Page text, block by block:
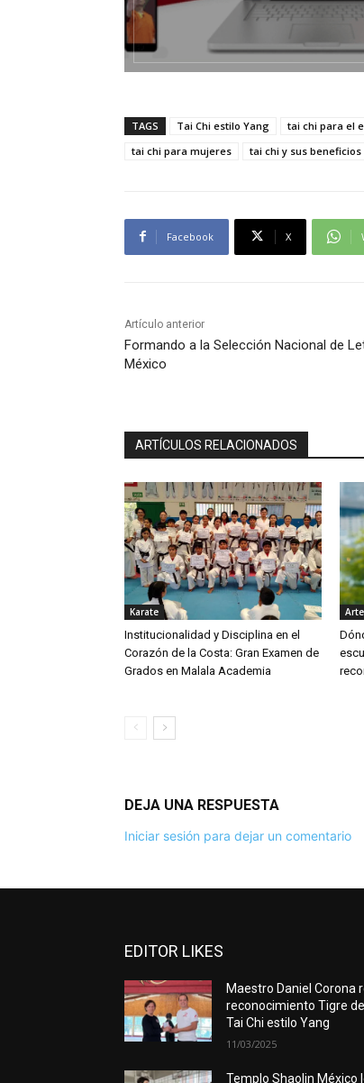
TAGS Tai Chi estilo Yang tai chi para el
tai chi para mujeres
tai chi y sus beneficios
Facebook X
Artículo anterior
Formando a la Selección Nacional de
México
ARTÍCULOS RELACIONADOS
Karate
Institucionalidad y Disciplina en el
Corazón de la Costa: Gran Examen de
Grados en Malala Academia
DEJA UNA RESPUESTA
Iniciar sesión para dejar un comentario
EDITOR LIKES
Maestro Daniel Corona
reconocimiento Tigre
Tai Chi estilo Yang
11/03/2025
Templo Shaolin México